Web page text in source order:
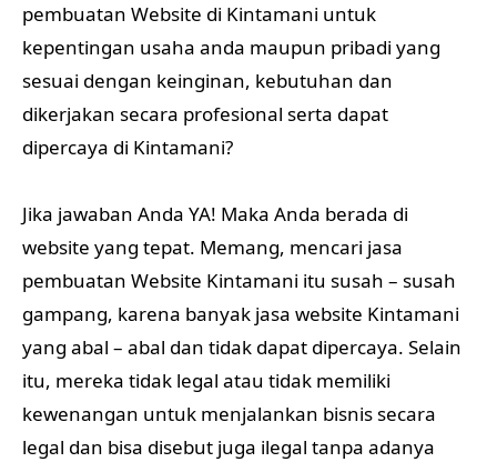
pembuatan Website di Kintamani untuk
kepentingan usaha anda maupun pribadi yang
sesuai dengan keinginan, kebutuhan dan
dikerjakan secara profesional serta dapat
dipercaya di Kintamani?
Jika jawaban Anda YA! Maka Anda berada di
website yang tepat. Memang, mencari jasa
pembuatan Website Kintamani itu susah – susah
gampang, karena banyak jasa website Kintamani
yang abal – abal dan tidak dapat dipercaya. Selain
itu, mereka tidak legal atau tidak memiliki
kewenangan untuk menjalankan bisnis secara
legal dan bisa disebut juga ilegal tanpa adanya